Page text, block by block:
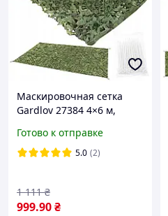
Маскировочная сетка
Gardlov 27384 4×6 м,
Готово к отправке
5.0 (2)
999.90₴
1 111 ₴